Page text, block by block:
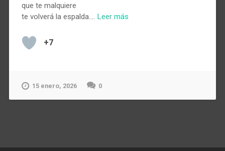
que te malquiere
te volverá la espalda.… Leer más
+7
15 enero, 2026 0